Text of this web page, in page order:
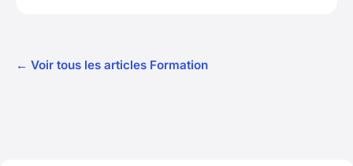
← Voir tous les articles Formation